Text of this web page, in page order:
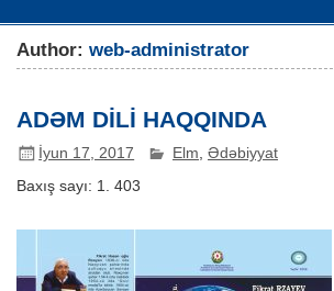
Author:web-administrator
ADƏM DİLİ HAQQINDA
İyun 17, 2017 Elm ,Ədəbiyyat
Baxış sayı: 1. 403